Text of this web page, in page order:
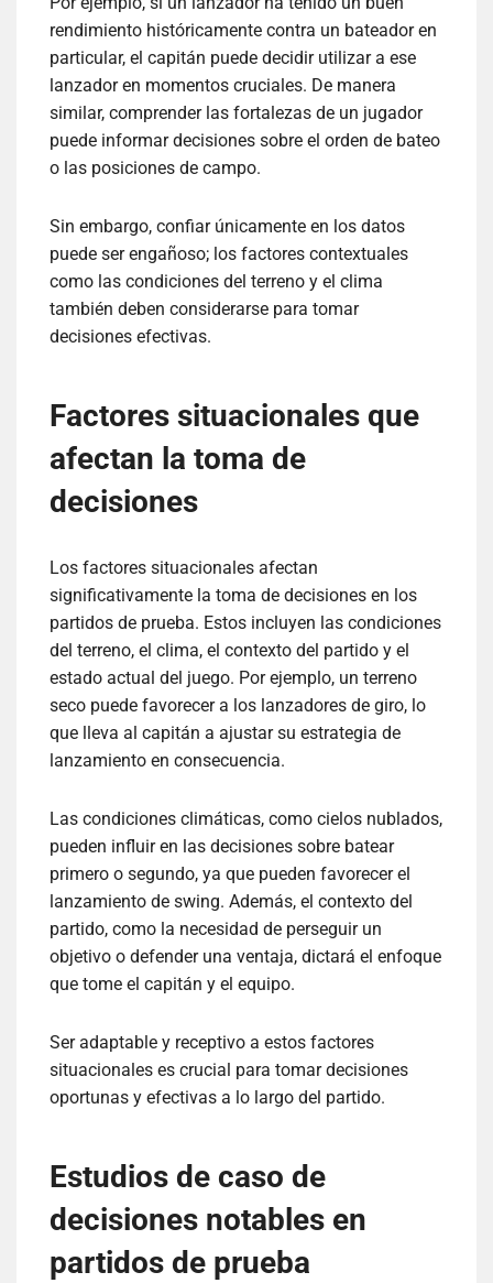
rendimiento históricamente contra un bateador en
particular, el capitán puede decidir utilizar a ese
lanzador en momentos cruciales. De manera
similar, comprender las fortalezas de un jugador
puede informar decisiones sobre el orden de bateo
o las posiciones de campo.
Sin embargo, confiar únicamente en los datos
puede ser engañoso; los factores contextuales
como las condiciones del terreno y el clima
también deben considerarse para tomar
decisiones efectivas.
Factores situacionales que
afectan la toma de
decisiones
Los factores situacionales afectan
significativamente la toma de decisiones en los
partidos de prueba. Estos incluyen las condiciones
del terreno, el clima, el contexto del partido y el
estado actual del juego. Por ejemplo, un terreno
seco puede favorecer a los lanzadores de giro, lo
que lleva al capitán a ajustar su estrategia de
lanzamiento en consecuencia.
Las condiciones climáticas, como cielos nublados,
pueden influir en las decisiones sobre batear
primero o segundo, ya que pueden favorecer el
lanzamiento de swing. Además, el contexto del
partido, como la necesidad de perseguir un
objetivo o defender una ventaja, dictará el enfoque
que tome el capitán y el equipo.
Ser adaptable y receptivo a estos factores
situacionales es crucial para tomar decisiones
oportunas y efectivas a lo largo del partido.
Estudios de caso de
decisiones notables en
partidos de prueba